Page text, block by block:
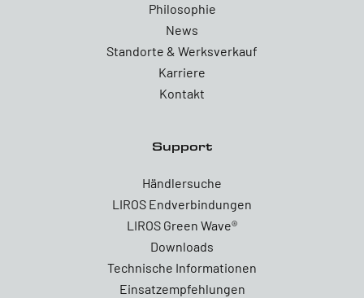
Philosophie
News
Standorte & Werksverkauf
Karriere
Kontakt
Support
Händlersuche
LIROS Endverbindungen
LIROS Green Wave®
Downloads
Technische Informationen
Einsatzempfehlungen